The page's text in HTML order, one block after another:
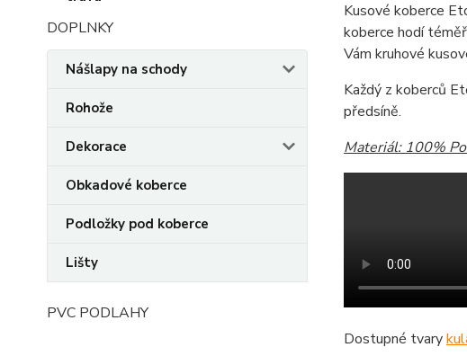
DOPLNKY
Nášlapy na schody
Rohože
Dekorace
Obkadové koberce
Podložky pod koberce
Lišty
PVC PODLAHY
Kusové koberce
koberce hodí
Vám kruhové
Každý z koberců
předsíně.
Materiál: 100%
Dostupné tvary